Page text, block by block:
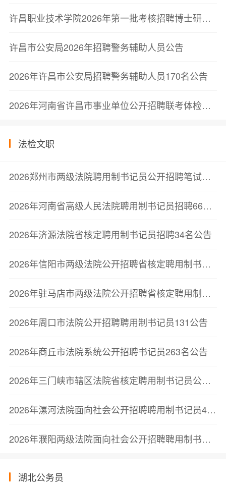
许昌职业技术学院2026年第一批考核招聘博士研究生考察结果公告
许昌市公安局2026年招聘警务辅助人员公告
2026年许昌市公安局招聘警务辅助人员170名公告
2026年河南省许昌市事业单位公开招聘联考体检结果公告
法检文职
2026郑州市两级法院聘用制书记员公开招聘笔试成绩查询暨技能考试公告
2026年河南省高级人民法院聘用制书记员招聘66名公告
2026年济源法院省核定聘用制书记员招聘34名公告
2026年信阳市两级法院公开招聘省核定聘用制书记员137名公告
2026年驻马店市两级法院公开招聘省核定聘用制书记员招聘76名简章
2026年周口市法院公开招聘聘用制书记员131公告
2026年商丘市法院系统公开招聘书记员263名公告
2026年三门峡市辖区法院省核定聘用制书记员公开招聘74名公告
2026年漯河法院面向社会公开招聘聘用制书记员43名公告
2026年濮阳两级法院面向社会公开招聘聘用制书记员127名公告
湖北公务员